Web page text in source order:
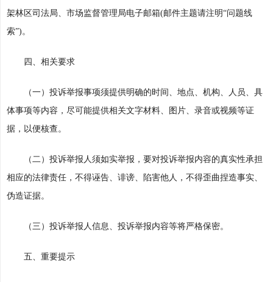
架林区司法局、市场监督管理局电子邮箱(邮件主题请注明“问题线
索”)。
四、相关要求
（一）投诉举报事项须提供明确的时间、地点、机构、人员、具
体事项等内容，尽可能提供相关文字材料、图片、录音或视频等证
据，以便核查。
（二）投诉举报人须如实举报，要对投诉举报内容的真实性承担
相应的法律责任，不得诬告、诽谤、陷害他人，不得歪曲捏造事实、
伪造证据。
（三）投诉举报人信息、投诉举报内容等将严格保密。
五、重要提示